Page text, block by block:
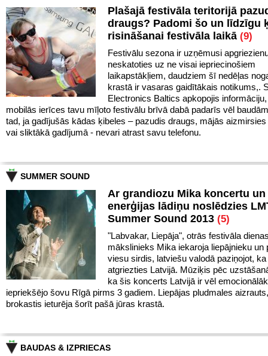
Plašajā festivāla teritorijā
draugs? Padomi šo un līdzīgu
risināšanai festivāla laikā (9)
Festivālu sezona ir uzņēmusi
neskatoties uz ne visai iepriecinošiem
laikapstākļiem, daudziem šī nedēļas
krastā ir vasaras gaidītākais notikums,.
Electronics Baltics apkopojis
mobilās ierīces tavu mīļoto festivālu brīvā dabā padarīs vēl
tad, ja gadījušās kādas ķibeles – pazudis draugs, mājās aizmirsies
vai sliktākā gadījumā - nevari atrast savu telefonu.
SUMMER SOUND
Ar grandiozu Mika koncertu
enerģijas lādiņu noslēdzies
Summer Sound 2013 (5)
"Labvakar, Liepāja", otrās festivāla
mākslinieks Mika iekaroja liepājnieku un
viesu sirdis, latviešu valodā paziņojot,
atgriezties Latvijā. Mūziķis pēc
ka šis koncerts Latvijā ir vēl
iepriekšējo šovu Rīgā pirms 3 gadiem. Liepājas pludmales
brokastis ieturēja šorīt pašā jūras krastā.
BAUDAS & IZPRIECAS